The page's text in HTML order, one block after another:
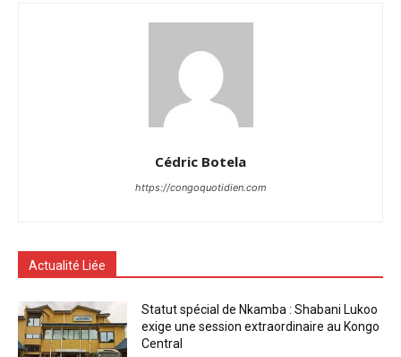
Cédric Botela
https://congoquotidien.com
Actualité Liée
Statut spécial de Nkamba : Shabani Lukoo
exige une session extraordinaire au Kongo
Central